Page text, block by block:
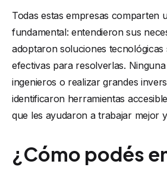
Todas estas empresas comparten
fundamental: entendieron sus
adoptaron soluciones tecnológicas
efectivas para resolverlas.
ingenieros o realizar grandes
identificaron herramientas
que les ayudaron a trabajar mejor
¿Cómo podés